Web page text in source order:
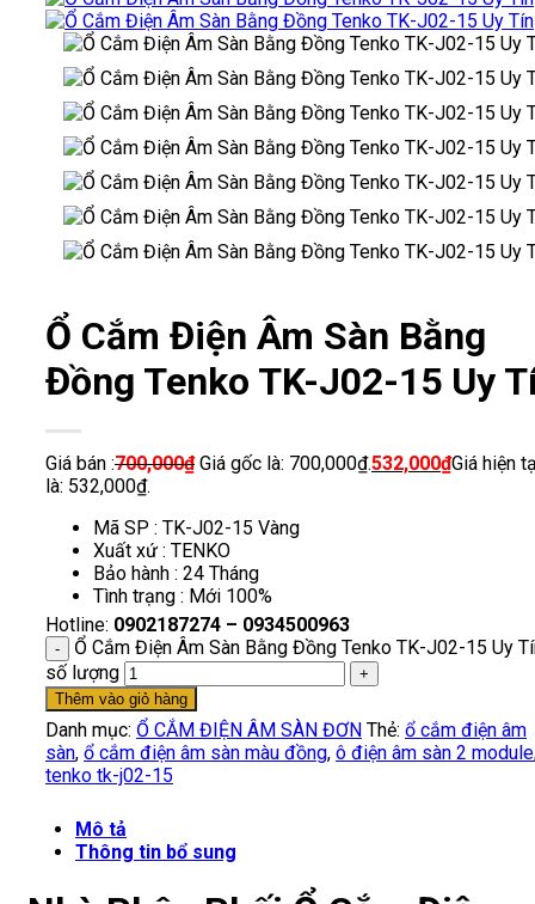
Ổ Cắm Điện Âm Sàn Bằng
Đồng Tenko TK-J02-15 Uy
Giá bán :700,000₫ Giá gốc là: 700,000₫.532,000₫Giá hiện
là: 532,000₫.
Mã SP : TK-J02-15 Vàng
Xuất xứ : TENKO
Bảo hành : 24 Tháng
Tình trạng : Mới 100%
Hotline: 0902187274 – 0934500963
Ổ Cắm Điện Âm Sàn Bằng Đồng Tenko TK-J02-15 Uy
số lượng
Thêm vào giỏ hàng
Danh mục: Ổ CẮM ĐIỆN ÂM SÀN ĐƠN Thẻ: ổ cắm điện âm
sàn, ổ cắm điện âm sàn màu đồng, ô điện âm sàn 2 module
tenko tk-j02-15
Mô tả
Thông tin bổ sung